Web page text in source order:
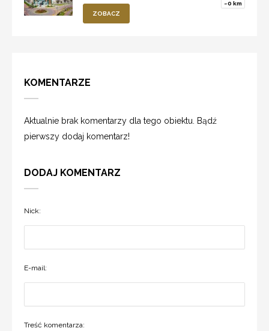
~0 km
ZOBACZ
KOMENTARZE
Aktualnie brak komentarzy dla tego obiektu. Bądź
pierwszy dodaj komentarz!
DODAJ KOMENTARZ
Nick:
E-mail:
Treść komentarza: